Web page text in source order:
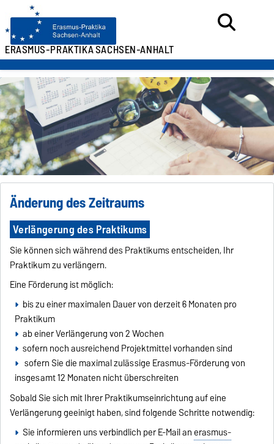
ERASMUS-PRAKTIKASACHSEN-ANHALT
Änderung des Zeitraums
Verlängerung des Praktikums
Sie können sich während des Praktikums entscheiden, Ihr
Praktikum zu verlängern.
Eine Förderung ist möglich:
bis zu einer maximalen Dauer von derzeit 6 Monaten pro
Praktikum
ab einer Verlängerung von 2 Wochen
sofern noch ausreichend Projektmittel vorhanden sind
sofern Sie die maximal zulässige Erasmus-Förderung von
insgesamt 12 Monaten nicht überschreiten
Sobald Sie sich mit Ihrer Praktikumseinrichtung auf eine
Verlängerung geeinigt haben, sind folgende Schritte notwendig:
Sie informieren uns verbindlich per E-Mail anerasmus-